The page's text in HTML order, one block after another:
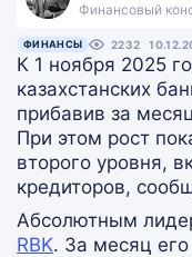
Финансовый
ФИНАНСЫ 2232
К 1 ноября 2025
казахстанских
прибавив за
При этом рост
второго уровня,
кредиторов,
Абсолютным
RBK. За месяц